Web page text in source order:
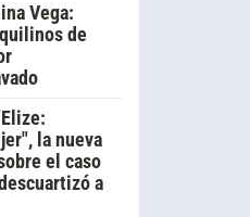
Vega:
de
la nueva
el caso
a